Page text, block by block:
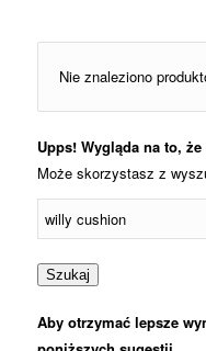
Nie znaleziono
Upps! Wygląda na to,
Może skorzystasz z
Szukaj
Aby otrzymać lepsze